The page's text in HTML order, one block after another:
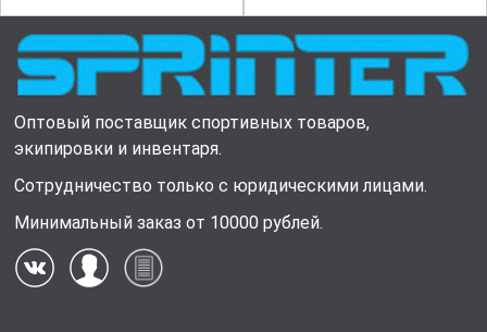
Оптовый поставщик спортивных товаров,
экипировки и инвентаря.
Сотрудничество только с юридическими лицами.
Минимальный заказ от 10000 рублей.